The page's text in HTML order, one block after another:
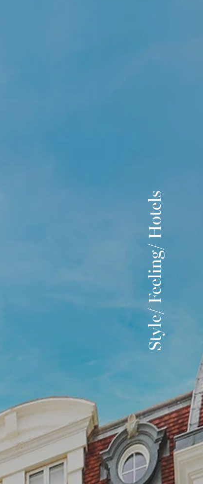
Style/ Feeling/ Hotels